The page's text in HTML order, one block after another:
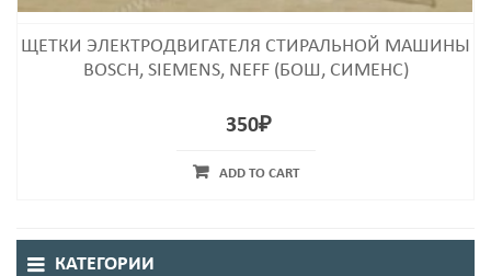
ЩЕТКИ ЭЛЕКТРОДВИГАТЕЛЯ СТИРАЛЬНОЙ МАШИНЫ
BOSCH, SIEMENS, NEFF (БОШ, СИМЕНС)
350₽
ADD TO CART
КАТЕГОРИИ